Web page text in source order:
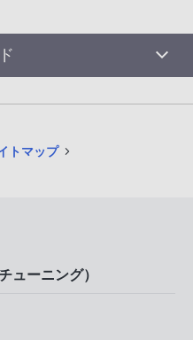
トマップ
ューニング）